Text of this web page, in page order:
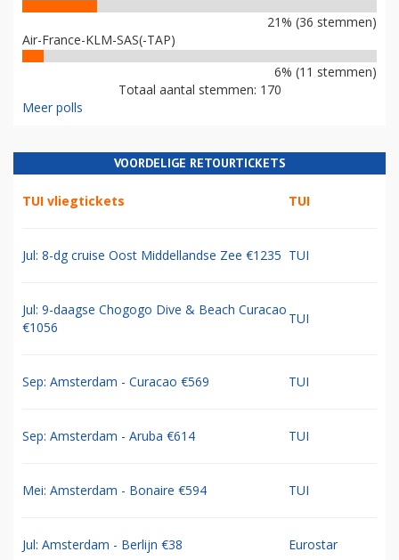
21% (36 stemmen)
Air-France-KLM-SAS(-TAP)
6% (11 stemmen)
Totaal aantal stemmen: 170
Meer polls
VOORDELIGE RETOURTICKETS
TUI vliegtickets TUI
Jul: 8-dg cruise Oost Middellandse Zee €1235 TUI
Jul: 9-daagse Chogogo Dive & Beach Curacao
€1056
TUI
Sep: Amsterdam - Curacao €569 TUI
Sep: Amsterdam - Aruba €614 TUI
Mei: Amsterdam - Bonaire €594 TUI
Jul: Amsterdam - Berlijn €38 Eurostar